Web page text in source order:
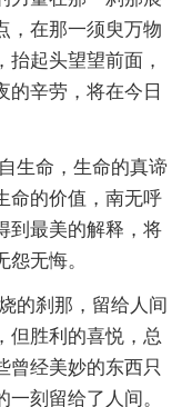
，在那一须臾万物
起头望望前面，
的辛劳，将在今日
生命，生命的真谛
命的价值，南无呼
到最美的解释，将
无悔。
的刹那，留给人间
但胜利的喜悦，总
曾经美妙的东西只
刻留给了人间。